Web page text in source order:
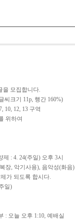
을 모집합니다.
크기 11p, 행간 160%)
10, 12, 13 구역
위하여
: 4. 24(주일) 오후 3시
, 악기사용), 음악성(화음)
가 되도록 합시다.
일)
: 오늘 오후 1:10, 예배실